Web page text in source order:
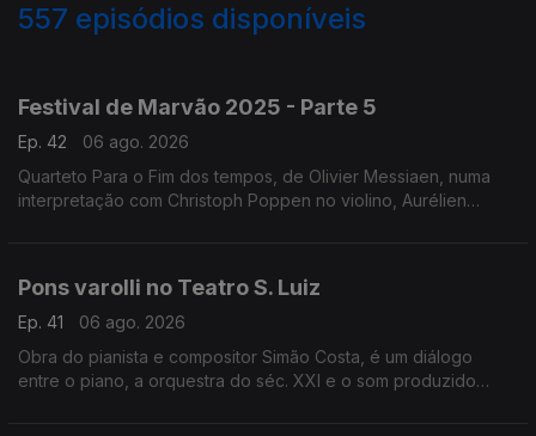
557 episódios disponíveis
Festival de Marvão 2025 - Parte 5
Ep. 42
06 ago. 2026
Quarteto Para o Fim dos tempos, de Olivier Messiaen, numa
interpretação com Christoph Poppen no violino, Aurélien
Pons varolli no Teatro S. Luiz
Ep. 41
06 ago. 2026
Obra do pianista e compositor Simão Costa, é um diálogo
entre o piano, a orquestra do séc. XXI e o som produzido